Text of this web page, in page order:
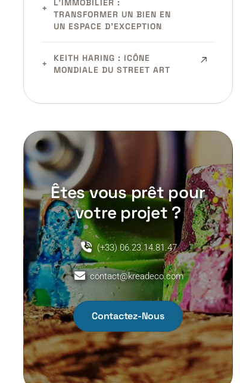
L’IMMOBILIER :
TRANSFORMER UN BIEN EN
UN ESPACE D’EXCEPTION
KEITH HARING : ICÔNE
MONDIALE DU STREET ART
Êtes vous prêt pour
votre projet ?
(+33) 06.23.14.81.47
contact@kreadeco.com
Contactez-Nous